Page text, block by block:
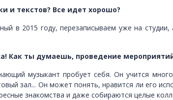
и текстов? Все идет хорошо?
в 2015 году, перезаписываем уже на
Как ты думаешь, проведение
музыкант пробует себя. Он учится
зал... Он может понять, нравится ли его
знакомства и даже собираются целые